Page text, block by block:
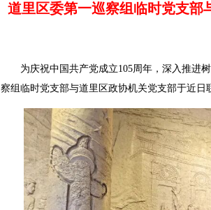
道里区委第一巡察组临时党支部
为庆祝中国共产党成立105周年，深入推进树
察组临时党支部与道里区政协机关党支部于近日